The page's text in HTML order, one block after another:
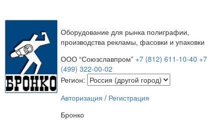
Оборудование для рынка полиграфии,
производства рекламы, фасовки и упаковки
ООО “Союзславпром” +7 (812) 611-10-40 +7
(499) 322-00-02
Регион:
Авторизация / Регистрация
Бронко